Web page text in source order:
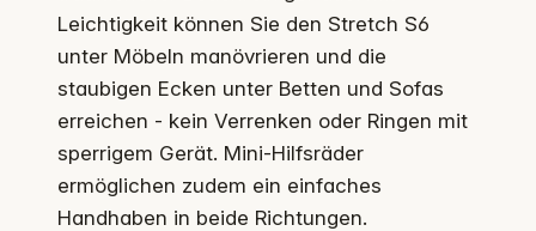
Leichtigkeit können Sie den Stretch S6
unter Möbeln manövrieren und die
staubigen Ecken unter Betten und Sofas
erreichen - kein Verrenken oder Ringen mit
sperrigem Gerät. Mini-Hilfsräder
ermöglichen zudem ein einfaches
Handhaben in beide Richtungen.